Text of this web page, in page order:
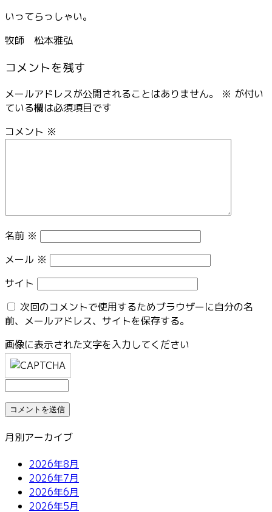
いってらっしゃい。
牧師 松本雅弘
コメントを残す
メールアドレスが公開されることはありません。 ※ が付い
ている欄は必須項目です
コメント ※
名前 ※
メール ※
サイト
次回のコメントで使用するためブラウザーに自分の名
前、メールアドレス、サイトを保存する。
画像に表示された文字を入力してください
月別アーカイブ
2026年8月
2026年7月
2026年6月
2026年5月